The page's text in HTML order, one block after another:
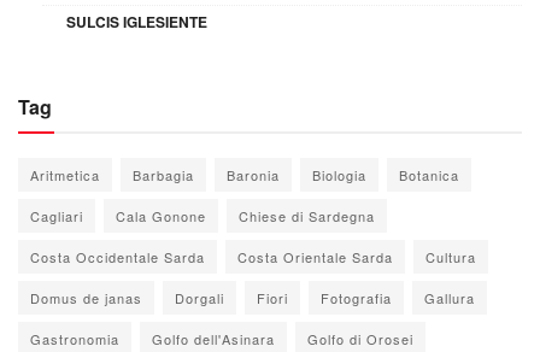
SULCIS IGLESIENTE
Tag
Aritmetica Barbagia Baronia Biologia Botanica
Cagliari Cala Gonone Chiese di Sardegna
Costa Occidentale Sarda Costa Orientale Sarda Cultura
Domus de janas Dorgali Fiori Fotografia Gallura
Gastronomia Golfo dell'Asinara Golfo di Orosei